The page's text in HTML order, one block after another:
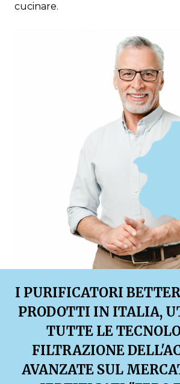
cucinare.
I PURIFICATORI
PRODOTTI IN ITALIA,
TUTTE LE
FILTRAZIONE
AVANZATE SUL